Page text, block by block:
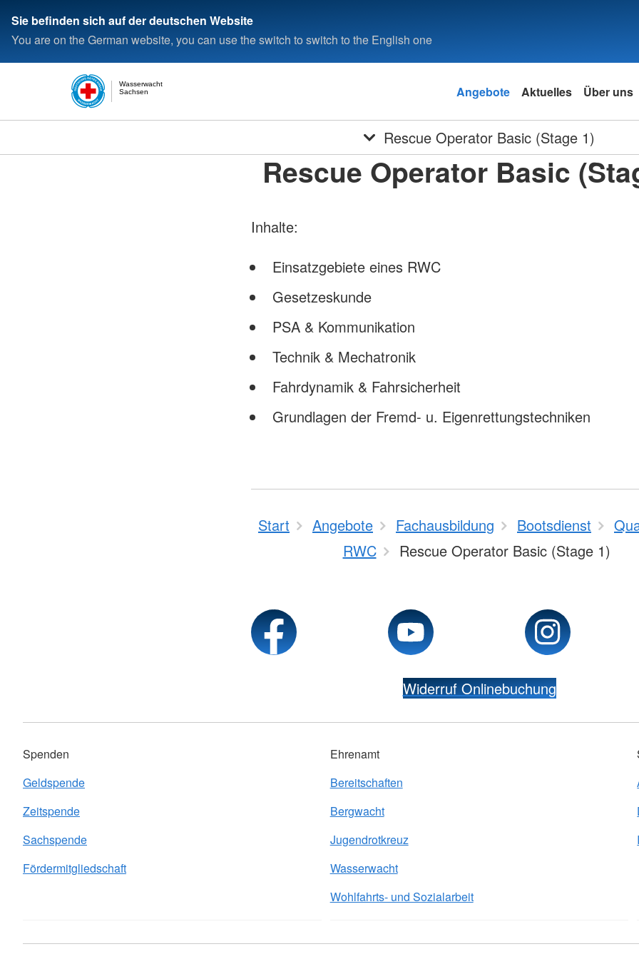
Sie befinden sich auf der deutschen Website
You are on the German website, you can use the switch to switch to the English one
Sachsen
Wasserwacht Angebote Aktuelles Über uns
Rescue Operator Basic (Stage 1)
Rescue Operator Basic
Inhalte:
Einsatzgebiete eines RWC
Gesetzeskunde
PSA & Kommunikation
Technik & Mechatronik
Fahrdynamik & Fahrsicherheit
Grundlagen der Fremd- u. Eigenrettungstechniken
Start Angebote Fachausbildung Bootsdienst
RWC
Rescue Operator Basic (Stage 1)
Widerruf Onlinebuchung
Spenden
Geldspende
Zeitspende
Sachspende
Fördermitgliedschaft
Ehrenamt
Bereitschaften
Bergwacht
Jugendrotkreuz
Wasserwacht
Wohlfahrts- und Sozialarbeit